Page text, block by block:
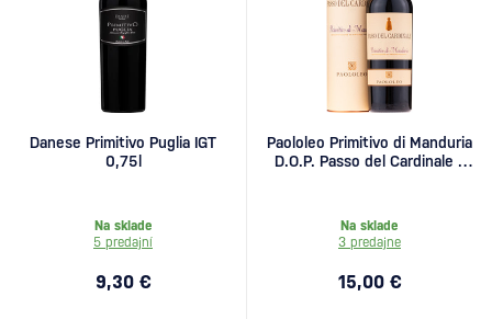
Danese Primitivo Puglia IGT
0,75l
Na sklade
5 predajní
9,30 €
Paololeo Primitivo di Manduria
D.O.P. Passo del Cardinale v
Na sklade
3 predajne
15,00 €